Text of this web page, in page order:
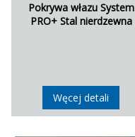
Pokrywa włazu System
PRO+ Stal nierdzewna
Węcej detali